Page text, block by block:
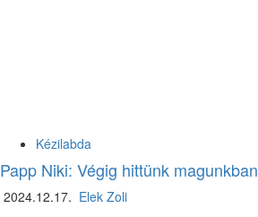
Kézilabda
Papp Niki: Végig hittünk magunkban
2024.12.17. Elek Zoli